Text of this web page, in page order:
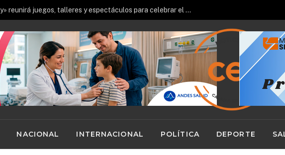
Antofagasta: prisión preventiva para imputada por estafa reiterada de $23 millones
NACIONAL INTERNACIONAL POLÍTICA DEPORTE